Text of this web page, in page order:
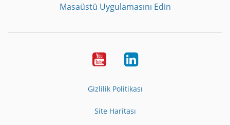
Masaüstü Uygulamasını Edin
YoutubeLinkedIn
Gizlilik Politikası
Site Haritası